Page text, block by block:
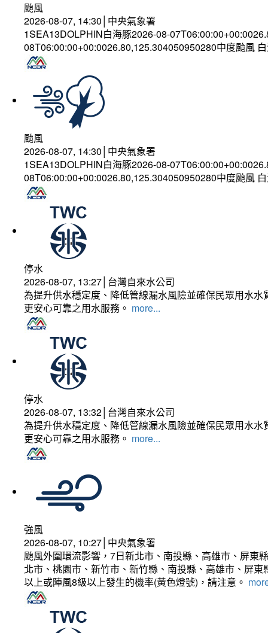
颱風
2026-08-07, 14:30│中央氣象署
1SEA13DOLPHIN白海豚2026-08-
08T06:00:00+00:0026.80,125.304050950280中度颱風
颱風
2026-08-07, 14:30│中央氣象署
1SEA13DOLPHIN白海豚2026-08-
08T06:00:00+00:0026.80,125.304050950280中度颱風
停水
2026-08-07, 13:27│台灣自來水公司
為提升供水穩定度、降低管線漏水風險並確保民眾用水
更安心可靠之用水服務。 more...
停水
2026-08-07, 13:32│台灣自來水公司
為提升供水穩定度、降低管線漏水風險並確保民眾用水
更安心可靠之用水服務。 more...
強風
2026-08-07, 10:27│中央氣象署
颱風外圍環流影響，7日新北市、南投縣、高雄市、屏東
北市、桃園市、新竹市、新竹縣、南投縣、高雄市、屏
以上或陣風8級以上發生的機率(黃色燈號)，請注意。